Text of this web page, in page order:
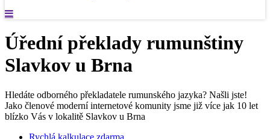
Úřední překlady rumunštiny
Slavkov u Brna
Hledáte odborného překladatele rumunského jazyka? Našli jste!
Jako členové moderní internetové komunity jsme již více jak 10 let
blízko Vás v lokalitě Slavkov u Brna
Rychlá kalkulace zdarma